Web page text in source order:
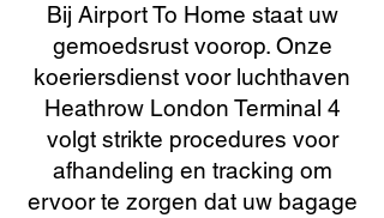
Bij Airport To Home staat uw
gemoedsrust voorop. Onze
koeriersdienst voor luchthaven
Heathrow London Terminal 4
volgt strikte procedures voor
afhandeling en tracking om
ervoor te zorgen dat uw bagage